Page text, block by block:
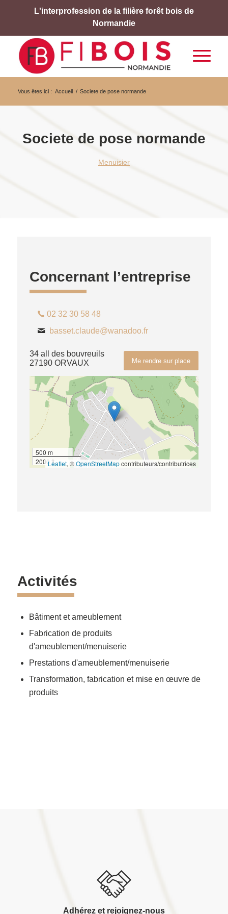
L'interprofession de la filière forêt bois de
Normandie
Vous êtes ici : Accueil / Societe de pose normande
Societe de pose normande
Menuisier
Concernant l’entreprise
02 32 30 58 48
basset.claude@wanadoo.fr
Me rendre sur place
34 all des bouvreuils
27190 ORVAUX
500 m
2000 ftLeaflet, ©OpenStreetMapcontributeurs/contributrices
Activités
Bâtiment et ameublement
Fabrication de produits
d'ameublement/menuiserie
Prestations d'ameublement/menuiserie
Transformation, fabrication et mise en œuvre de
produits
Adhérez et rejoignez-nous